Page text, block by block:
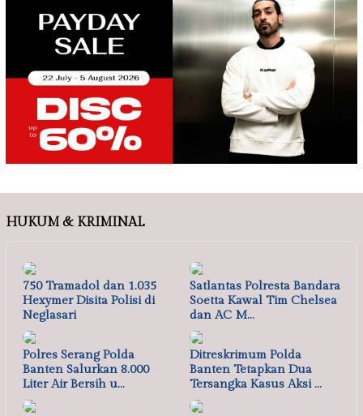
HUKUM & KRIMINAL
750 Tramadol dan 1.035
Hexymer Disita Polisi di
Neglasari
Satlantas Polresta Bandara
Soetta Kawal Tim Chelsea
dan AC M…
Polres Serang Polda
Banten Salurkan 8.000
Liter Air Bersih u…
Ditreskrimum Polda
Banten Tetapkan Dua
Tersangka Kasus Aksi …